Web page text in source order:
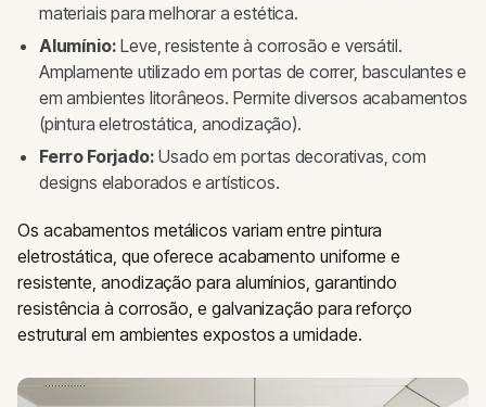
materiais para melhorar a estética.
Alumínio: Leve, resistente à corrosão e versátil.
Amplamente utilizado em portas de correr, basculantes e
em ambientes litorâneos. Permite diversos acabamentos
(pintura eletrostática, anodização).
Ferro Forjado: Usado em portas decorativas, com
designs elaborados e artísticos.
Os acabamentos metálicos variam entre pintura
eletrostática, que oferece acabamento uniforme e
resistente, anodização para alumínios, garantindo
resistência à corrosão, e galvanização para reforço
estrutural em ambientes expostos a umidade.